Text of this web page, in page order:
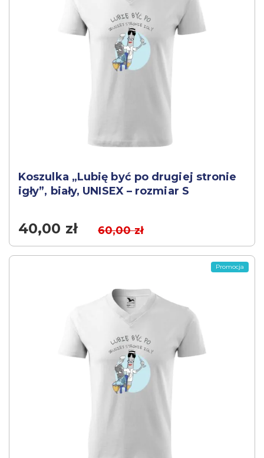
Koszulka „Lubię być po drugiej stronie
igły”, biały, UNISEX – rozmiar S
40,00 zł 60,00zł
Promocja